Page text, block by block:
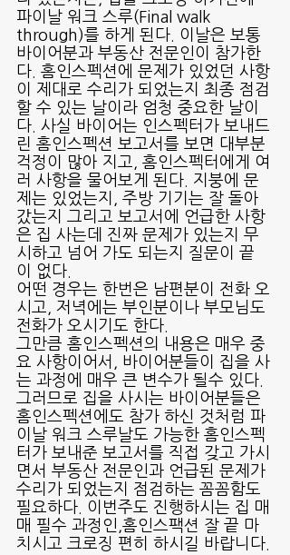
파이날 워크 스루(Final walk
through)를 하게 된다. 이날은 보통
바이어분과 부동산 전문인이 참가한
다. 홈인스펙션에 문제가 있었던 사항
이 제대로 수리가 되었는지 최종 점검
할 수 있는 날이라 엄청 중요한 날이
다. 사실 바이어는 인스펙터가 보내드
린 홈인스펙션 보고서를 보면 대부분
걱정이 많아 지고, 홈인스펙터에게 여
러 사항을 물어보게 된다. 지붕에 문
제는 있었는지, 주방 기기는 잘 돌아
갔는지 그리고 보고서에 언급한 사항
은 집 사는데 진짜 문제가 있는지 무
시하고 넘어 가도 되는지 질문이 끝
이 없다.
어떤 경우는 한번은 남편분이 전화 오
시고, 저녁에는 부인분이나 부모님도
전화가 오시기도 한다.
그만큼 홈인스펙션의 내용은 매우 중
요 사항이어서, 바이어분들이 집을 사
는 과정에 매우 큰 변수가 될수 있다.
그러므로 집을 사시는 바이어분들은
홈인스펙션에도 참가 하신 것처럼 파
이날 워크 스루날도 가능한 홈인스펙
터가 보내준 보고서를 직접 갖고 가시
면서 부동산 전문인과 언급된 문제가
수리가 되었는지 점검하는 꼼꼼함도
필요하다. 이번주도 진행하시는 집 매
매 필수 과정인,홈인스팩션 잘 끝 마
치시고 크로징 편히 하시길 바랍니다.